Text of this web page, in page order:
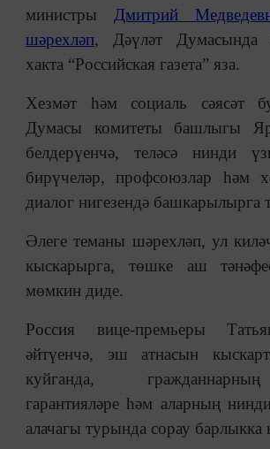
министры Дмитрий
шәрехләп, Дәүләт Думасында
хакта “Российская газета” яза.
Хезмәт һәм социаль сәясәт
Думасы комитеты башлыгы
белдерүенчә, теләсә нинди
бирүчеләр, профсоюзлар һәм
диалог нигезендә башкарылырга
Әлеге теманы шәрехләп, ул
кыскарырга, төшке аш
мөмкин диде.
Россия вице-премьеры
әйтүенчә, эш атнасын
куйганда,
гарантияләре һәм аларның
алачагы турында сорау барлыкка